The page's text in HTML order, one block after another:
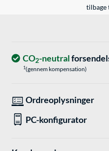
tilbage
CO2-neutral
1(gennem kompensation)
Ordreoplysninger
PC-konfigurator